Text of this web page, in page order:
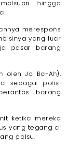
hingga
merespons
yang luar
pasar barang
oleh Jo Bo-Ah),
sebagai polisi
barang
ketika mereka
yang tegang di
palsu.